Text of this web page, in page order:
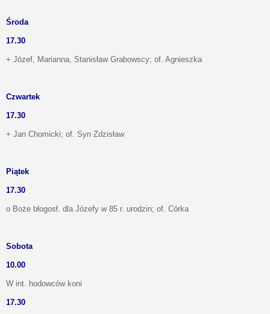
Środa
17.30
+ Józef, Marianna, Stanisław Grabowscy; of. Agnieszka
Czwartek
17.30
+ Jan Chomicki; of. Syn Zdzisław
Piątek
17.30
o Boże błogosł. dla Józefy w 85 r. urodzin; of. Córka
Sobota
10.00
W int. hodowców koni
17.30